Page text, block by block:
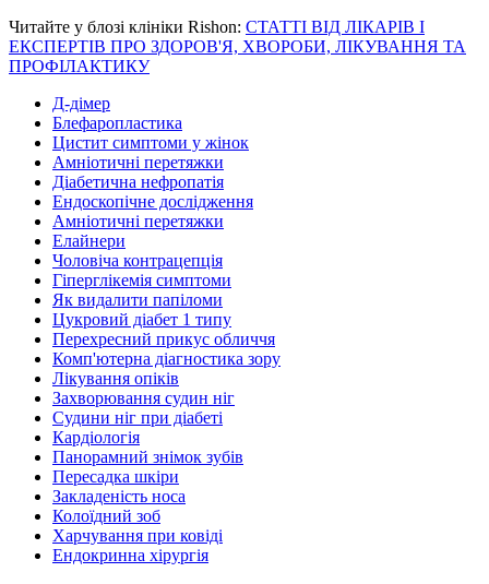
Читайте у блозі клініки Rishon: СТАТТІ ВІД ЛІКАРІВ І
ЕКСПЕРТІВ ПРО ЗДОРОВ'Я, ХВОРОБИ, ЛІКУВАННЯ ТА
ПРОФІЛАКТИКУ
Д-дімер
Блефаропластика
Цистит симптоми у жінок
Амніотичні перетяжки
Діабетична нефропатія
Ендоскопічне дослідження
Амніотичні перетяжки
Елайнери
Чоловіча контрацепція
Гіперглікемія симптоми
Як видалити папіломи
Цукровий діабет 1 типу
Перехресний прикус обличчя
Комп'ютерна діагностика зору
Лікування опіків
Захворювання судин ніг
Судини ніг при діабеті
Кардіологія
Панорамний знімок зубів
Пересадка шкіри
Закладеність носа
Колоїдний зоб
Харчування при ковіді
Ендокринна хірургія